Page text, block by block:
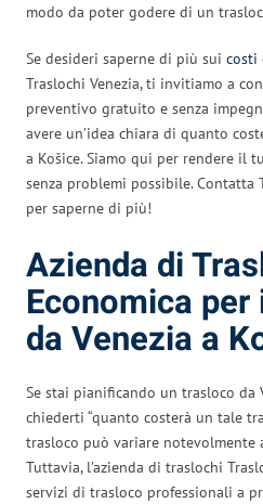
modo da poter godere di un
Se desideri saperne di più sui costi
Traslochi Venezia, ti invitiamo a
preventivo gratuito e senza
avere un’idea chiara di quanto
a Košice. Siamo qui per rendere il
senza problemi possibile. Contatta
per saperne di più!
Azienda di
Economica
da Venezia a
Se stai pianificando un trasloco da
chiederti “quanto costerà un tale
trasloco può variare notevolmente
Tuttavia, l’azienda di traslochi
servizi di trasloco professionali a